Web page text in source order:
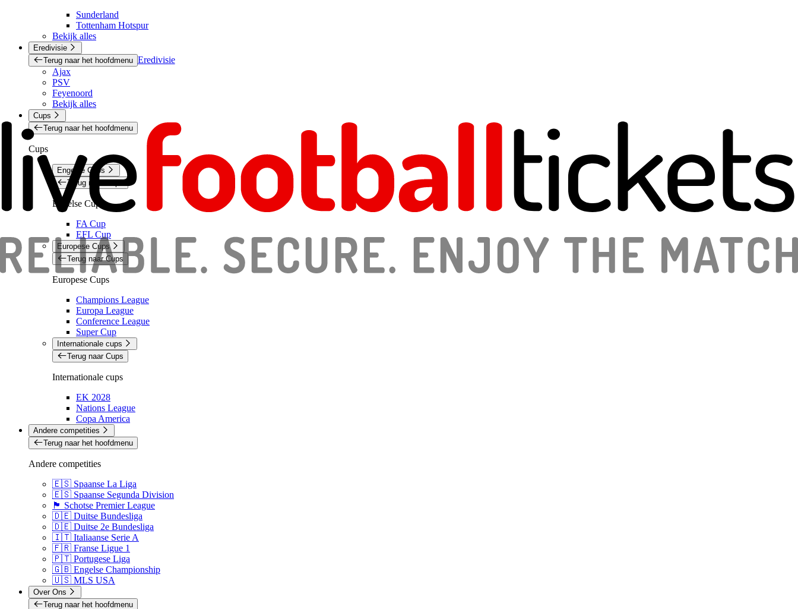
Sunderland
Tottenham Hotspur
Bekijk alles
Eredivisie
Terug naar het hoofdmenu Eredivisie
Ajax
PSV
Feyenoord
Bekijk alles
Cups
Terug naar het hoofdmenu
Cups
Engelse Cups
Terug naar Cups
Engelse Cups
FA Cup
EFL Cup
Europese Cups
Terug naar Cups
Europese Cups
Champions League
Europa League
Conference League
Super Cup
Internationale cups
Terug naar Cups
Internationale cups
EK 2028
Nations League
Copa America
Andere competities
Terug naar het hoofdmenu
Andere competities
🇪🇸 Spaanse La Liga
🇪🇸 Spaanse Segunda Division
🏴󠁧󠁢󠁳󠁣󠁴󠁿 Schotse Premier League
🇩🇪 Duitse Bundesliga
🇩🇪 Duitse 2e Bundesliga
🇮🇹 Italiaanse Serie A
🇫🇷 Franse Ligue 1
🇵🇹 Portugese Liga
🇬🇧 Engelse Championship
🇺🇸 MLS USA
Over Ons
Terug naar het hoofdmenu